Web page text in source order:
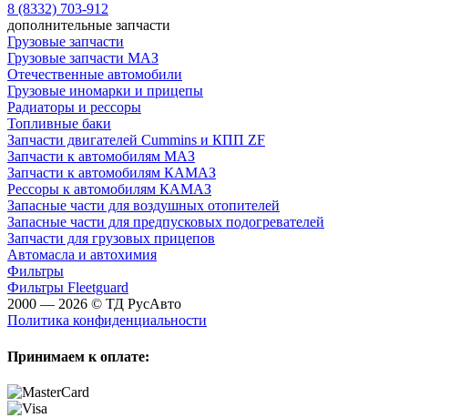
8 (8332) 703-912
дополнительные запчасти
Грузовые запчасти
Грузовые запчасти МАЗ
Отечественные автомобили
Грузовые иномарки и прицепы
Радиаторы и рессоры
Топливные баки
Запчасти двигателей Cummins и КПП ZF
Запчасти к автомобилям МАЗ
Запчасти к автомобилям КАМАЗ
Рессоры к автомобилям КАМАЗ
Запасные части для воздушных отопителей
Запасные части для предпусковых подогревателей
Запчасти для грузовых прицепов
Автомасла и автохимия
Фильтры
Фильтры Fleetguard
2000 — 2026 © ТД РусАвто
Политика конфиденциальности
Принимаем к оплате: